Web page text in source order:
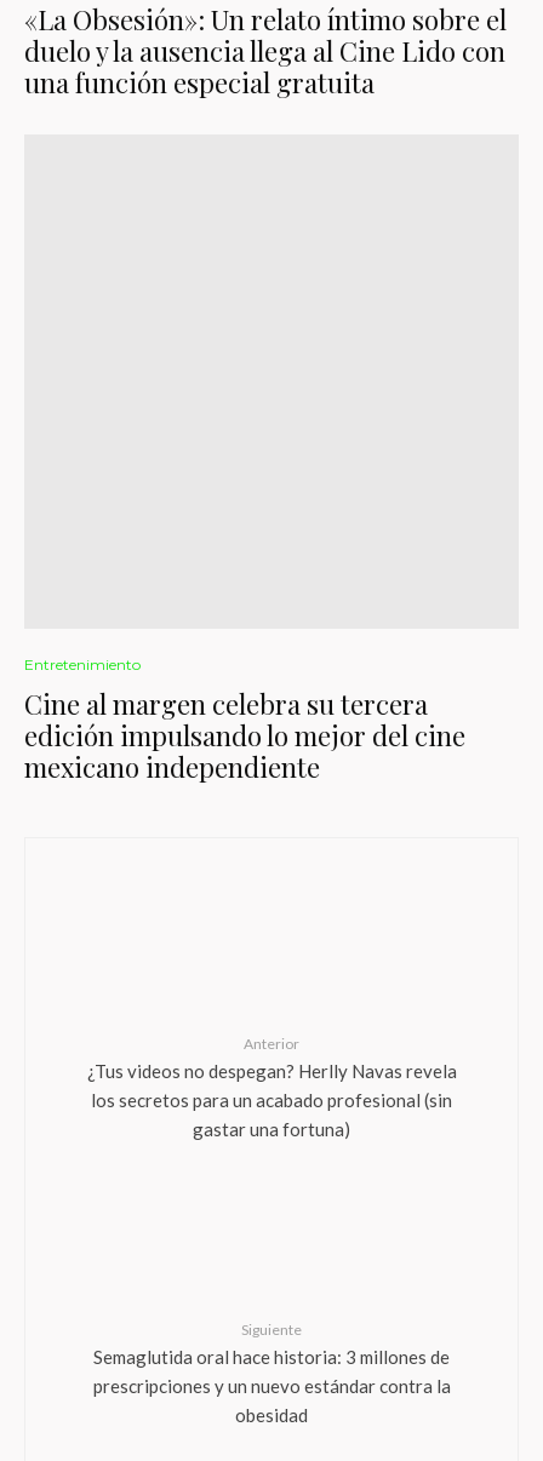
«La Obsesión»: Un relato íntimo sobre el
duelo y la ausencia llega al Cine Lido con
una función especial gratuita
Entretenimiento
Cine al margen celebra su tercera
edición impulsando lo mejor del cine
mexicano independiente
Anterior
¿Tus videos no despegan? Herlly Navas revela
los secretos para un acabado profesional (sin
gastar una fortuna)
Siguiente
Semaglutida oral hace historia: 3 millones de
prescripciones y un nuevo estándar contra la
obesidad